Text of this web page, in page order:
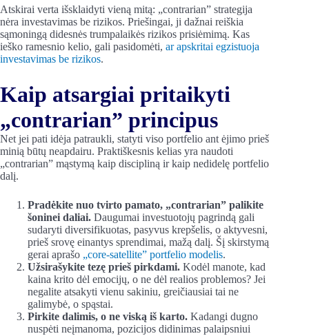
Atskirai verta išsklaidyti vieną mitą: „contrarian” strategija
nėra investavimas be rizikos. Priešingai, ji dažnai reiškia
sąmoningą didesnės trumpalaikės rizikos prisiėmimą. Kas
ieško ramesnio kelio, gali pasidomėti, ar apskritai egzistuoja
investavimas be rizikos.
Kaip atsargiai pritaikyti
„contrarian” principus
Net jei pati idėja patraukli, statyti viso portfelio ant ėjimo prieš
minią būtų neapdairu. Praktiškesnis kelias yra naudoti
„contrarian” mąstymą kaip discipliną ir kaip nedidelę portfelio
dalį.
Pradėkite nuo tvirto pamato, „contrarian” palikite
šoninei daliai. Daugumai investuotojų pagrindą gali
sudaryti diversifikuotas, pasyvus krepšelis, o aktyvesni,
prieš srovę einantys sprendimai, mažą dalį. Šį skirstymą
gerai aprašo „core-satellite” portfelio modelis.
Užsirašykite tezę prieš pirkdami. Kodėl manote, kad
kaina krito dėl emocijų, o ne dėl realios problemos? Jei
negalite atsakyti vienu sakiniu, greičiausiai tai ne
galimybė, o spąstai.
Pirkite dalimis, o ne viską iš karto. Kadangi dugno
nuspėti neįmanoma, pozicijos didinimas palaipsniui